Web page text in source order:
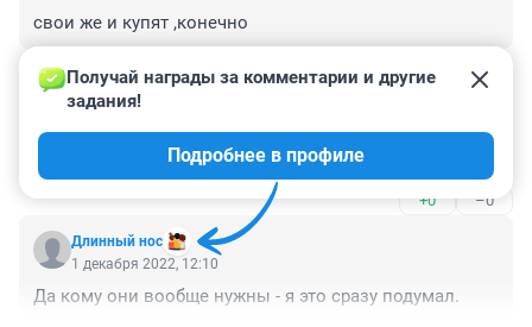
свои же и купят ,конечно
–0
Гость
Хитрый план ,машины только своим
+0 –0
Длинный нос
Получай награды за комментарии и другие
задания!
Подробнее в профиле
1 декабря 2022, 12:10
Да кому они вообще нужны - я это сразу подумал.